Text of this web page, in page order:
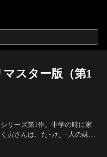
スター版（第1
リーズ第1作。中学の時に家
寅さんは、たった一人の妹・